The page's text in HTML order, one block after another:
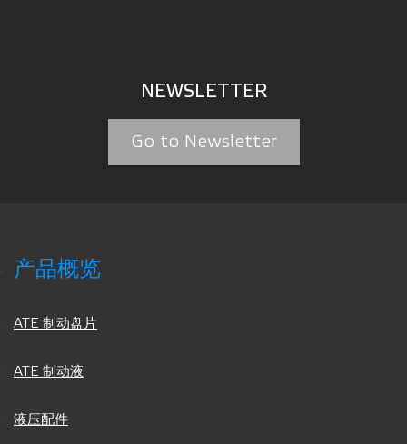
NEWSLETTER
Go to Newsletter
产品概览
ATE 制动盘片
ATE 制动液
液压配件